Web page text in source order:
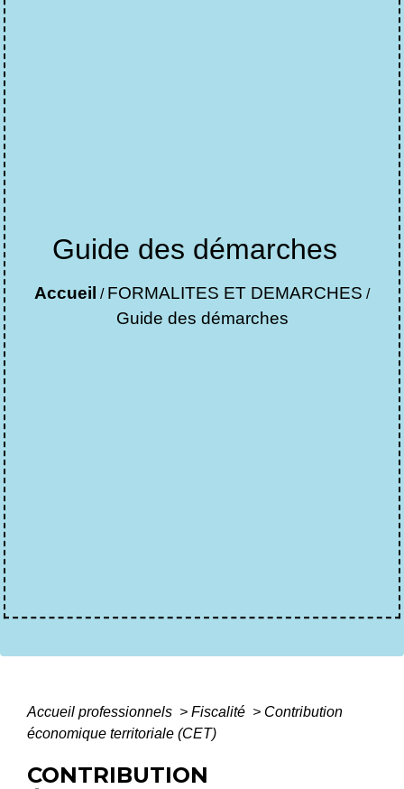
Guide des démarches
Accueil / FORMALITES ET DEMARCHES /
Guide des démarches
Accueil professionnels > Fiscalité > Contribution
économique territoriale (CET)
CONTRIBUTION